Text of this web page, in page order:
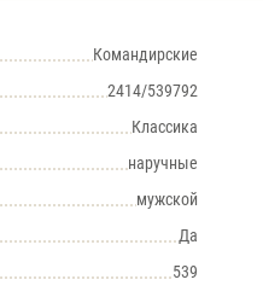
Командирские
2414/539792
Классика
наручные
мужской
Да
539